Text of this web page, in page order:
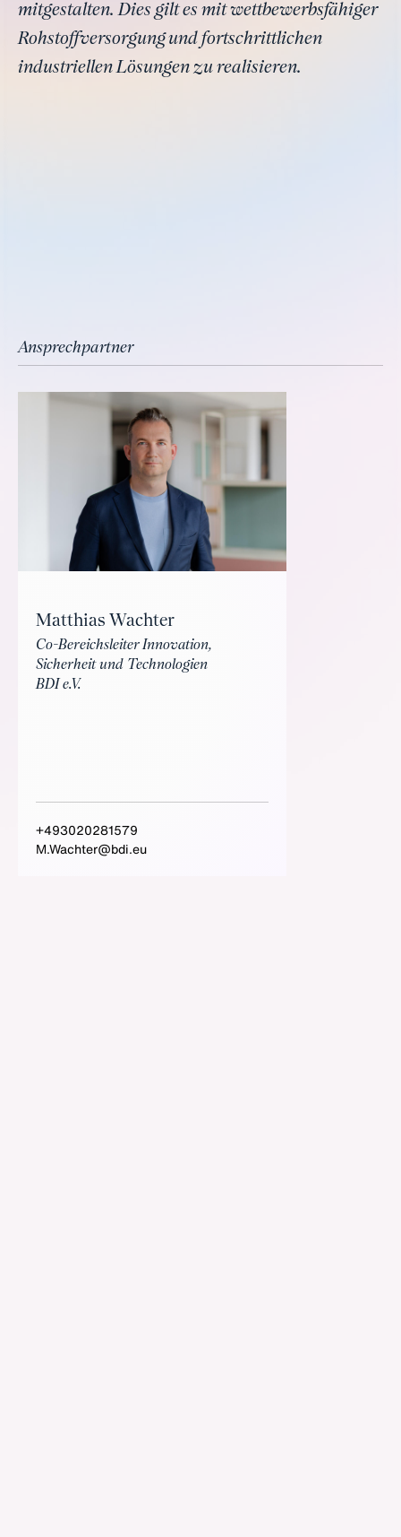
mitgestalten. Dies gilt es mit wettbewerbsfähiger
Rohstoffversorgung und fortschrittlichen
industriellen Lösungen zu realisieren.
Ansprechpartner
Matthias Wachter
Co-Bereichsleiter Innovation,
Sicherheit und Technologien
BDI e.V.
+493020281579
M.Wachter@bdi.eu